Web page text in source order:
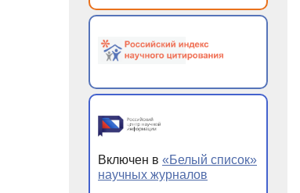
Включен в «Белый список»
научных журналов